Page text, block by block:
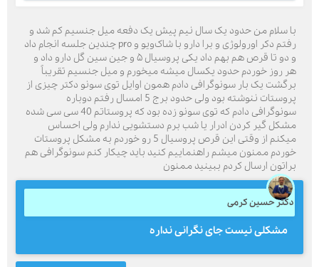
با سلام من حدود یک سال نیم پیش یک دفعه میل جنسیم کم شد و
رفتم دکر اورولوژی و برا دارو با شاک‌ویو و pro چندین جلسه انجام داد
و دو تا قرص هم بهم داد یکی پروسیال ۵ و جین سین گل دارو داد و
هر روز خوردم حدود یکسال میشه میخورم و میل جنسیم تقریباً
برگشت یک بار سونوگرافی دادم همون اوایل توی سونو دکتر چیزی از
پروستات ننوشته بود ولی حدود برج 5 امسال رفتم دوباره
سونوگرافی دادم که توی سونو زده بود که پروستاتم 40 سی سی شده
مشکل گیر کردن ادرار یا شب برم دستشویی ندارم ولی احساس
میکنم از وقتی این قرص پروسیال 5 رو خوردم به مشکل پروستات
خوردم ممنون میشم راهنماییم کنید باید چیکار کنم سونوگرافی هم
براتون ارسال کردم ببینید ممنون
دکتر حسین کرمی
مشکلی نیست جای نگرانی نداره